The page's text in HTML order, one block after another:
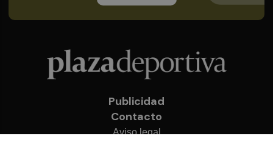
Publicidad
Contacto
Aviso legal